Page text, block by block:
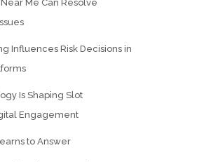
Me Can Resolve
Influences Risk Decisions in
Is Shaping Slot
Engagement
to Answer